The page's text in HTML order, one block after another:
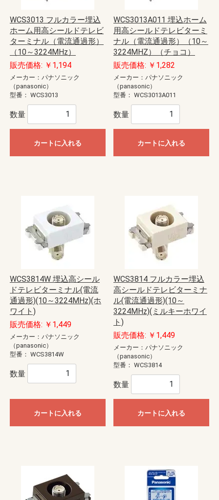
WCS3013 フルカラー埋込
ホーム用高シールドテレビ
ターミナル（電流通過形）
（10～3224MHz）
販売価格: ￥1,194
メーカー：パナソニック
（panasonic）
型番： WCS3013
数量
カートに入れる
WCS3013A011 埋込ホーム
用高シールドテレビターミ
ナル（電流通過形）（10～
3224MHZ）（チョコ）
販売価格: ￥1,282
メーカー：パナソニック
（panasonic）
型番： WCS3013A011
数量
カートに入れる
WCS3814W 埋込高シール
ドテレビターミナル(電流
通過形)(10～3224MHz)(ホ
ワイト)
販売価格: ￥1,449
メーカー：パナソニック
（panasonic）
型番： WCS3814W
数量
カートに入れる
WCS3814 フルカラー埋込
高シールドテレビターミナ
ル(電流通過形)(10～
3224MHz)(ミルキーホワイ
ト)
販売価格: ￥1,449
メーカー：パナソニック
（panasonic）
型番： WCS3814
数量
カートに入れる